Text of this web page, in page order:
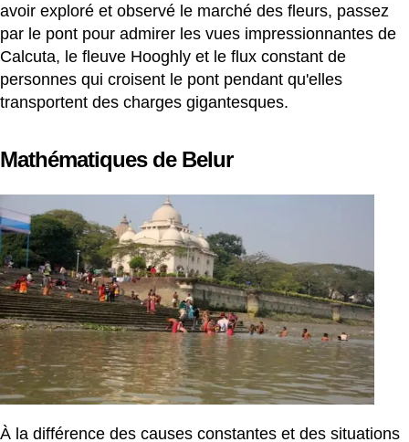
avoir exploré et observé le marché des fleurs, passez
par le pont pour admirer les vues impressionnantes de
Calcuta, le fleuve Hooghly et le flux constant de
personnes qui croisent le pont pendant qu'elles
transportent des charges gigantesques.
Mathématiques de Belur
À la différence des causes constantes et des situations